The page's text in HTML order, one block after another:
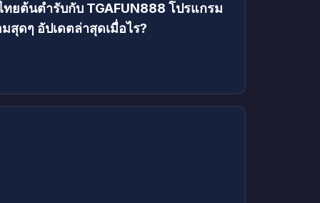
ทยต้นตำรับกับ TGAFUN888 โปรแกรม
ดๆ อัปเดตล่าสุดเมื่อไร?